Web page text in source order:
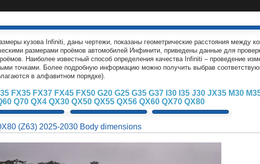
кузова Infiniti, даны чертежи, показаны геометрические расстояния между
размерами проёмов автомобилей Инфинити, приведены данные для
Наиболее известный способ определения качества Infiniti – проведение
точками. Более подробную информацию можно получить выбрав
в алфавитном порядке).
FX35 FX37 FX45 FX50 G20 G25 G35 G37 I30 I35 J30 JX35 M30
Q70 QX4 QX30 QX50 QX55 QX56 QX60 QX70 QX80
(Z63) 2025-2030 Body dimensions